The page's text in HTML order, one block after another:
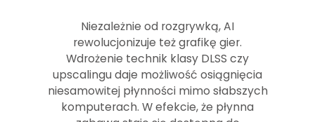
Niezależnie od rozgrywką, AI
rewolucjonizuje też grafikę gier.
Wdrożenie technik klasy DLSS czy
upscalingu daje możliwość osiągnięcia
niesamowitej płynności mimo słabszych
komputerach. W efekcie, że płynna